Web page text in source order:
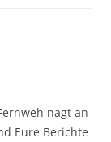
nagt an
Eure Berichte